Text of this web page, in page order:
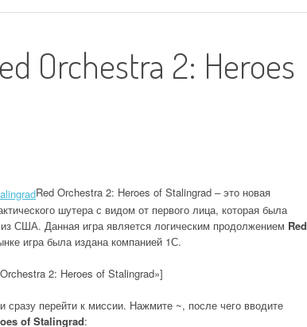
Orchestra 2: Heroes
Red Orchestra 2: Heroes of Stalingrad – это новая
шутера с видом от первого лица, которая была
из США. Данная игра является логическим продолжением Red
игра была издана компанией 1С.
2: Heroes of Stalingrad»]
сразу перейти к миссии. Нажмите ~, после чего вводите
of Stalingrad: